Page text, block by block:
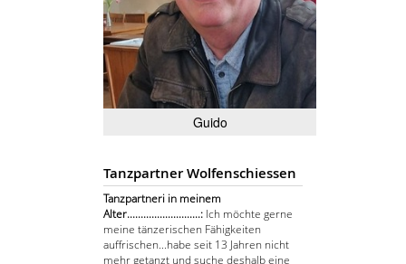
Guido
Tanzpartner Wolfenschiessen
Tanzpartneri in meinem
Alter...........................: Ich möchte gerne
meine tänzerischen Fähigkeiten
auffrischen...habe seit 13 Jahren nicht
mehr getanzt und suche deshalb eine